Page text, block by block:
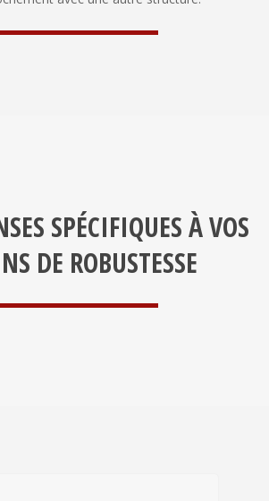
SPÉCIFIQUES À VOS
DE ROBUSTESSE